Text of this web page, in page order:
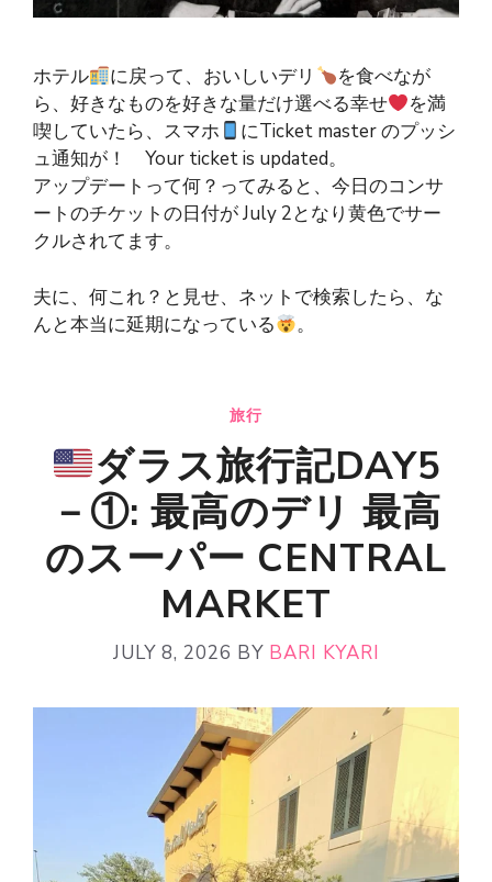
ホテル に戻って、おいしいデリ
を食べなが
ら、好きなものを好きな量だけ選べる幸せ
を満
喫していたら、スマホ
にTicket master のプッシ
ュ通知が！ Your ticket is updated。
アップデートって何？ってみると、今日のコンサ
ートのチケットの日付が July 2となり黄色でサー
クルされてます。
夫に、何これ？と見せ、ネットで検索したら、な
んと本当に延期になっている
。
旅行
ダラス旅行記DAY5
－①: 最高のデリ 最高
のスーパー CENTRAL
MARKET
JULY 8, 2026 BY BARI KYARI